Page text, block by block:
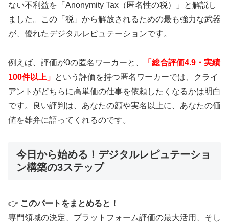
ない不利益を「Anonymity Tax（匿名性の税）」と解説し
ました。この「税」から解放されるための最も強力な武器
が、優れたデジタルレピュテーションです。
例えば、評価が0の匿名ワーカーと、
「総合評価4.9・実績
100件以上」 という評価を持つ匿名ワーカーでは、クライ
アントがどちらに高単価の仕事を依頼したくなるかは明白
です。良い評判は、あなたの顔や実名以上に、あなたの価
値を雄弁に語ってくれるのです。
今日から始める！デジタルレピュテーショ
ン構築の3ステップ
👉 このパートをまとめると！
専門領域の決定、プラットフォーム評価の最大活用、そし